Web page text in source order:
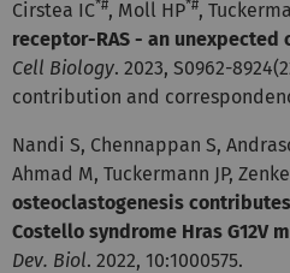
Cirstea IC*#, Moll HP*#,
receptor-RAS - an unexpected
Cell Biology. 2023, S0962-
contribution and
Nandi S, Chennappan S,
Ahmad M, Tuckermann JP,
osteoclastogenesis
Costello syndrome Hras G12V
Dev. Biol. 2022, 10:1000575.